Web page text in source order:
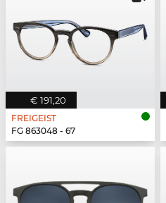
€ 191,20
FREIGEIST
FG 863048 - 67